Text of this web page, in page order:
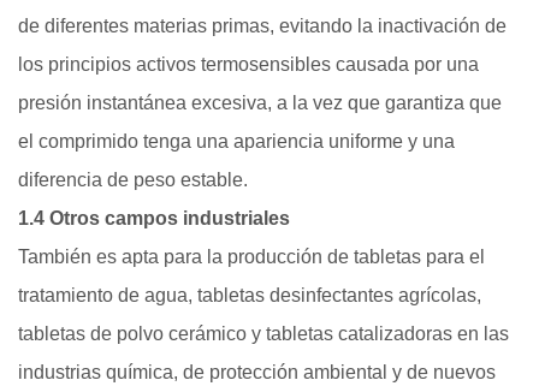
de diferentes materias primas, evitando la inactivación de
los principios activos termosensibles causada por una
presión instantánea excesiva, a la vez que garantiza que
el comprimido tenga una apariencia uniforme y una
diferencia de peso estable.
1.4 Otros campos industriales
También es apta para la producción de tabletas para el
tratamiento de agua, tabletas desinfectantes agrícolas,
tabletas de polvo cerámico y tabletas catalizadoras en las
industrias química, de protección ambiental y de nuevos